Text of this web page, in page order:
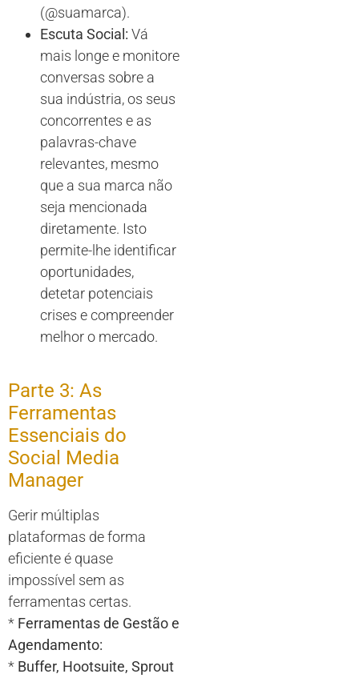
(@suamarca).
Escuta Social: Vá
mais longe e monitore
conversas sobre a
sua indústria, os seus
concorrentes e as
palavras-chave
relevantes, mesmo
que a sua marca não
seja mencionada
diretamente. Isto
permite-lhe identificar
oportunidades,
detetar potenciais
crises e compreender
melhor o mercado.
Parte 3: As
Ferramentas
Essenciais do
Social Media
Manager
Gerir múltiplas
plataformas de forma
eficiente é quase
impossível sem as
ferramentas certas.
* Ferramentas de Gestão e
Agendamento:
* Buffer, Hootsuite, Sprout